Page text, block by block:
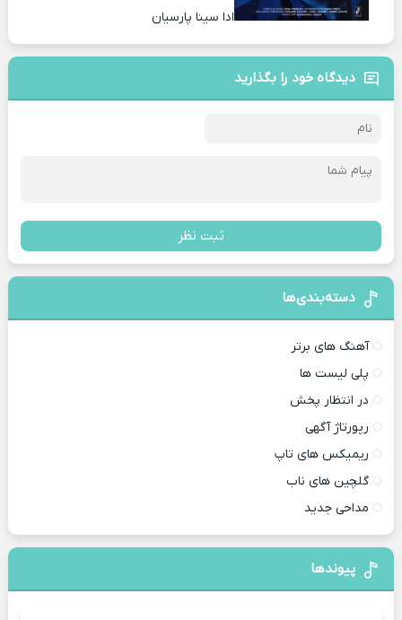
ادا سینا پارسیان
دیدگاه خود را بگذارید
ثبت نظر
دسته‌بندی‌ها
آهنگ های برتر
پلی لیست ها
در انتظار پخش
رپورتاژ آگهی
ریمیکس های تاپ
گلچین های ناب
مداحی جدید
پیوندها